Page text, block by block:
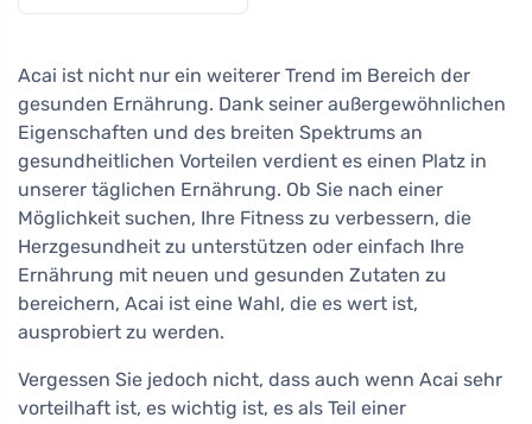
Acai ist nicht nur ein weiterer Trend im Bereich der
gesunden Ernährung. Dank seiner außergewöhnlichen
Eigenschaften und des breiten Spektrums an
gesundheitlichen Vorteilen verdient es einen Platz in
unserer täglichen Ernährung. Ob Sie nach einer
Möglichkeit suchen, Ihre Fitness zu verbessern, die
Herzgesundheit zu unterstützen oder einfach Ihre
Ernährung mit neuen und gesunden Zutaten zu
bereichern, Acai ist eine Wahl, die es wert ist,
ausprobiert zu werden.
Vergessen Sie jedoch nicht, dass auch wenn Acai sehr
vorteilhaft ist, es wichtig ist, es als Teil einer